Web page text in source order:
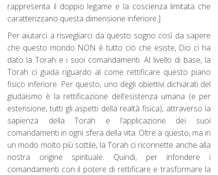
rappresenta il doppio legame e la coscienza limitata che
caratterizzano questa dimensione inferiore.]
Per aiutarci a risvegliarci da questo sogno così da sapere
che questo mondo NON è tutto ciò che esiste, Dio ci ha
dato la Torah e i suoi comandamenti. Al livello di base, la
Torah ci guida riguardo al come rettificare questo piano
fisico inferiore. Per questo, uno degli obiettivi dichiarati del
giudaismo è la rettificazione dell’esistenza umana (e per
estensione, tutti gli aspetti della realtà fisica), attraverso la
sapienza della Torah e l’applicazione dei suoi
comandamenti in ogni sfera della vita. Oltre a questo, ma in
un modo molto più sottile, la Torah ci riconnette anche alla
nostra origine spirituale. Quindi, per infondere i
comandamenti con il potere di rettificare e trasformare la